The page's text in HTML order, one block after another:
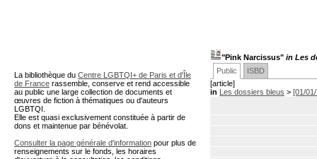
"Pink Narcissus" in Les
Public
ISBD
[article]
in Les dossiers bleus > [01/
La bibliothèque du Centre LGBTQI+ de Paris et d'Île
de France rassemble, conserve et rend accessible
au public une large collection de documents et
œuvres de fiction à thématiques ou d'auteurs
LGBTQI.
Elle est quasi exclusivement constituée à partir de
dons et maintenue par bénévolat.
Consulter la page générale d'information pour plus de
renseignements sur le fonds, les horaires